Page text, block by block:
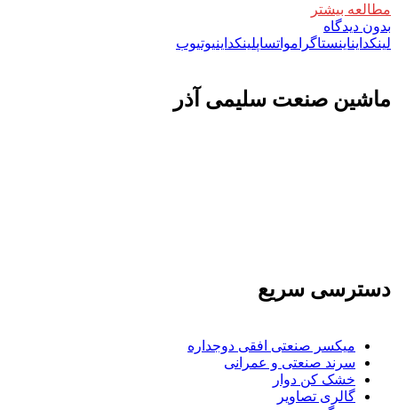
مطالعه بیشتر
بدون دیدگاه
لینکدایناینستاگرامواتساپلینکداینیوتیوب
ماشين صنعت سليمی آذر
دسترسی سریع
میکسر صنعتی افقی دوجداره
سرند صنعتی و عمرانی
خشک کن دوار
گالری تصاویر